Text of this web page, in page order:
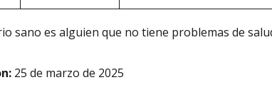
sano es alguien que no tiene problemas de
25 de marzo de 2025